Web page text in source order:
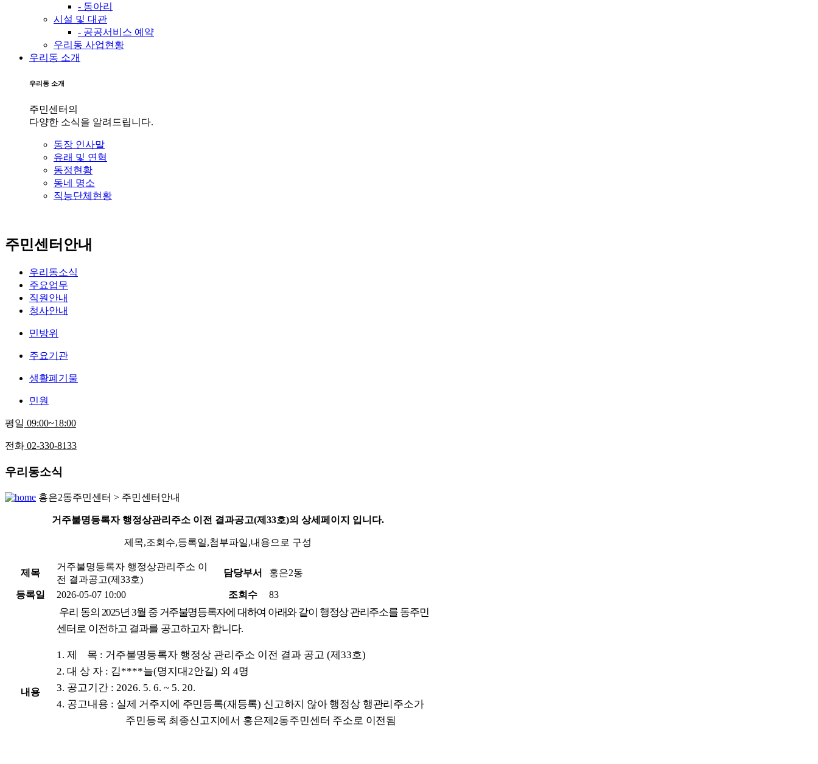
- 동아리
시설 및 대관
- 공공서비스 예약
우리동 사업현황
우리동 소개
우리동 소개
주민센터의
다양한 소식을 알려드립니다.
동장 인사말
유래 및 연혁
동정현황
동네 명소
직능단체현황
주민센터안내
우리동소식
주요업무
직원안내
청사안내
민방위
주요기관
생활폐기물
민원
평일 09:00~18:00
전화 02-330-8133
우리동소식
홍은2동주민센터 > 주민센터안내
거주불명등록자 행정상관리주소 이전 결과공고(제33호)의 상세페이지 입니다.
제목,조회수,등록일,첨부파일,내용으로 구성
제목
거주불명등록자 행정상관리주소 이
전 결과공고(제33호)
담당부서 홍은2동
등록일 2026-05-07 10:00 조회수 83
내용
우리 동의 2025년 3월 중 거주불명등록자에 대하여 아래와 같이 행정상 관리주소를 동주민
센터로 이전하고 결과를 공고하고자 합니다.
1. 제 목 : 거주불명등록자 행정상 관리주소 이전 결과 공고 (제33호)
2. 대 상 자 : 김****늘(명지대2안길) 외 4명
3. 공고기간 : 2026. 5. 6. ~ 5. 20.
4. 공고내용 : 실제 거주지에 주민등록(재등록) 신고하지 않아 행정상 행관리주소가
주민등록 최종신고지에서 홍은제2동주민센터 주소로 이전됨